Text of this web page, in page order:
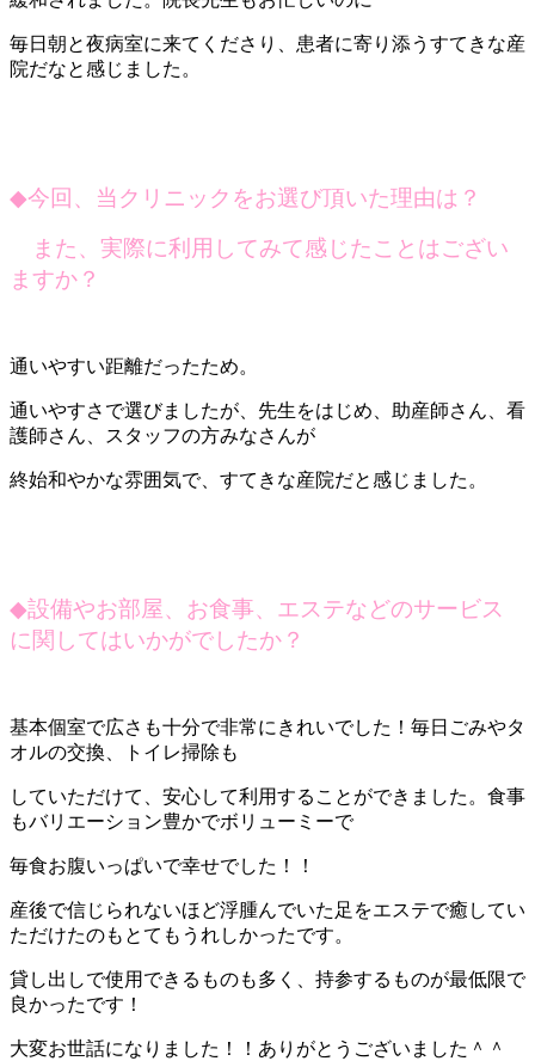
毎日朝と夜病室に来てくださり、患者に寄り添うすてきな産
院だなと感じました。
◆今回、当クリニックをお選び頂いた理由は？
また、実際に利用してみて感じたことはござい
ますか？
通いやすい距離だったため。
通いやすさで選びましたが、先生をはじめ、助産師さん、看
護師さん、スタッフの方みなさんが
終始和やかな雰囲気で、すてきな産院だと感じました。
◆設備やお部屋、お食事、エステなどのサービス
に関してはいかがでしたか？
基本個室で広さも十分で非常にきれいでした！毎日ごみやタ
オルの交換、トイレ掃除も
していただけて、安心して利用することができました。食事
もバリエーション豊かでボリューミーで
毎食お腹いっぱいで幸せでした！！
産後で信じられないほど浮腫んでいた足をエステで癒してい
ただけたのもとてもうれしかったです。
貸し出しで使用できるものも多く、持参するものが最低限で
良かったです！
大変お世話になりました！！ありがとうございました＾＾